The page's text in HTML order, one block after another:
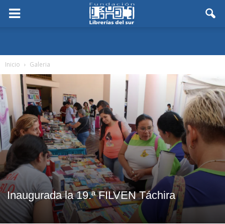
Inicio Galeria
Inaugurada la 19.ª FILVEN Táchira